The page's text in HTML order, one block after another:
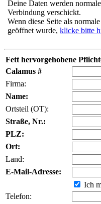
Deine Daten werden
Verbindung verschickt.
Wenn diese Seite als normale
geöffnet wurde, klicke bitte
Fett hervorgehobene
Calamus #
Firma:
Name:
Ortsteil (OT):
Straße, Nr.:
PLZ:
Ort:
Land:
E-Mail-Adresse:
Ich
Telefon: